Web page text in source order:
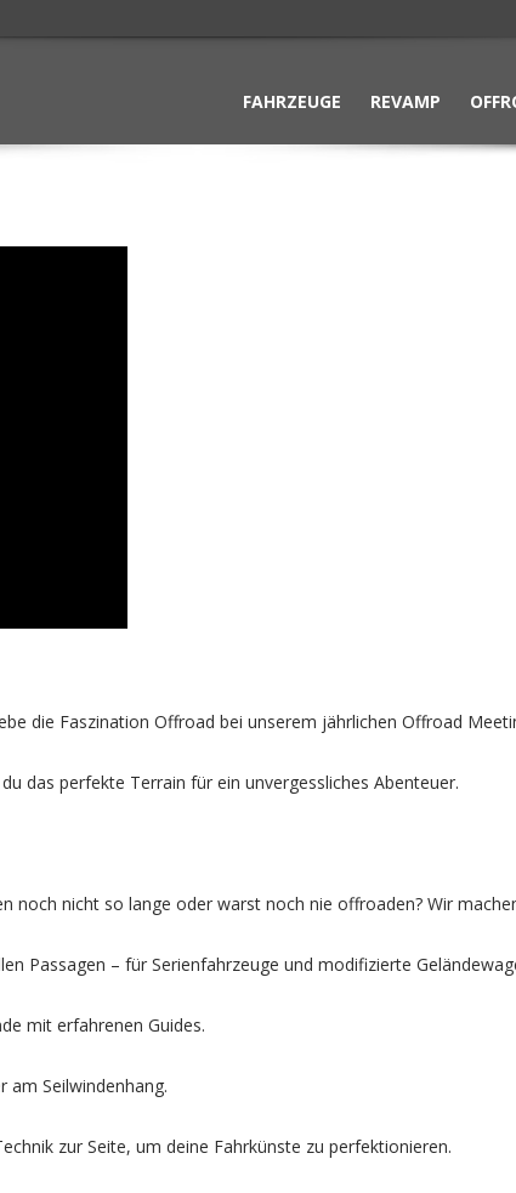
FAHRZEUGE REVAMP
die Faszination Offroad bei unserem jährlichen Offroad
das perfekte Terrain für ein unvergessliches Abenteuer.
nicht so lange oder warst noch nie offroaden? Wir
Passagen – für Serienfahrzeuge und modifizierte
mit erfahrenen Guides.
am Seilwindenhang.
zur Seite, um deine Fahrkünste zu perfektionieren.